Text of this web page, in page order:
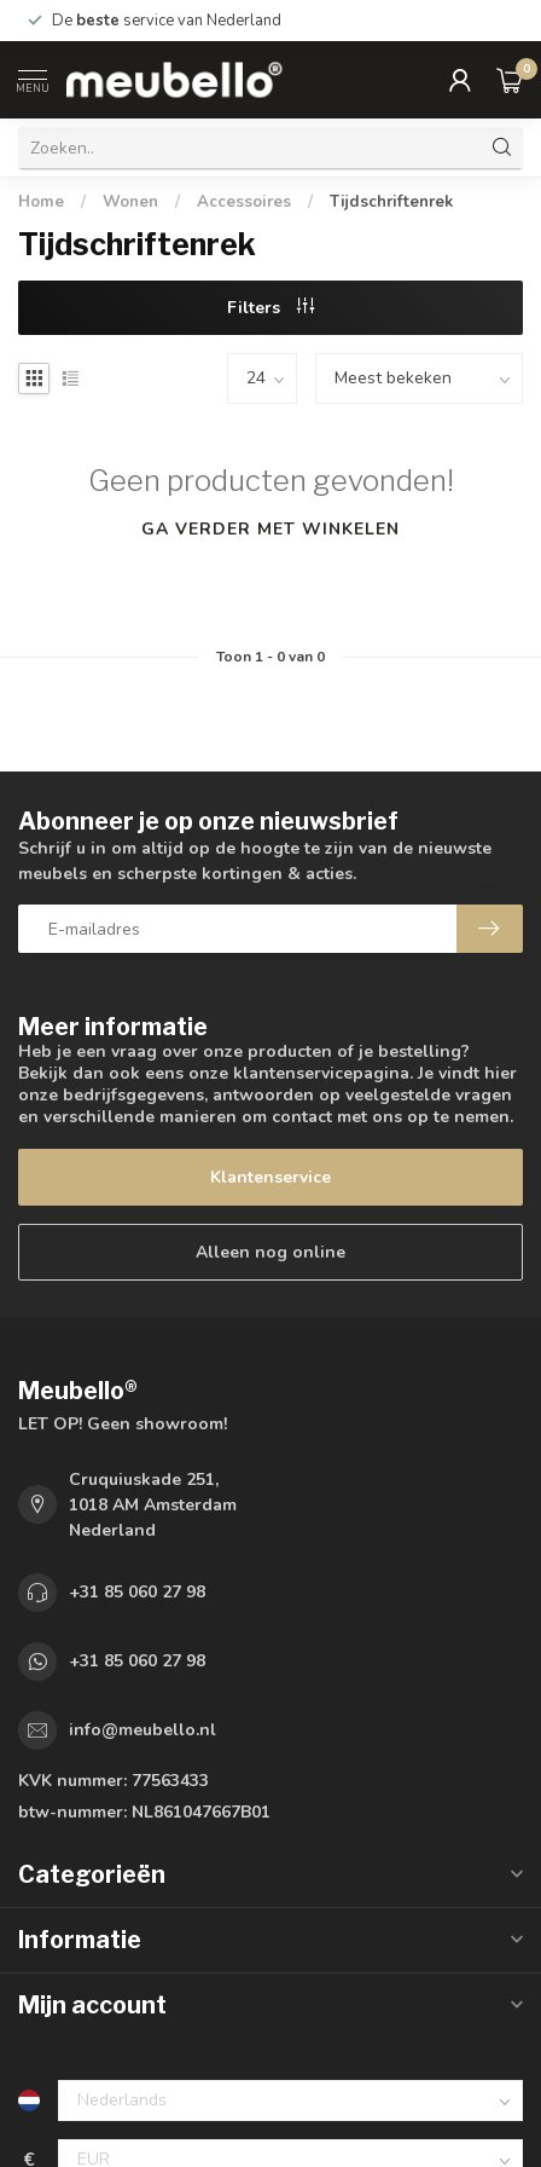
De beste service van Nederland
MENU
0
Home / Wonen / Accessoires / Tijdschriftenrek
Tijdschriftenrek
Filters
Geen producten gevonden!
GA VERDER MET WINKELEN
Toon 1- 0van 0
Meer informatie
Heb je een vraag over onze producten of je bestelling?
Bekijk dan ook eens onze klantenservicepagina. Je vindt hier
onze bedrijfsgegevens, antwoorden op veelgestelde vragen
en verschillende manieren om contact met ons op te nemen.
Klantenservice
Alleen nog online
Abonneer je op onze nieuwsbrief
Schrijf u in om altijd op de hoogte te zijn van de nieuwste
meubels en scherpste kortingen & acties.
Meubello®
LET OP! Geen showroom!
Cruquiuskade 251,
1018 AM Amsterdam
Nederland
+31 85 060 27 98
+31 85 060 27 98
info@meubello.nl
KVK nummer: 77563433
btw-nummer: NL861047667B01
Categorieën
Informatie
Mijn account
€